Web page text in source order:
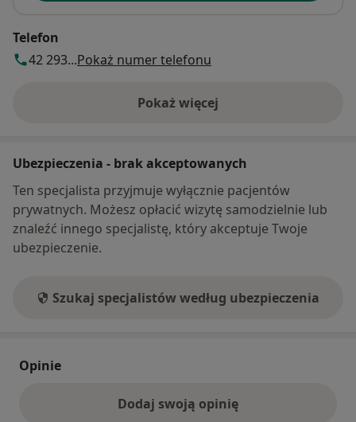
Telefon
42 293...Pokaż numer telefonu
Pokaż więcej
o adresie
Ubezpieczenia - brak akceptowanych
Ten specjalista przyjmuje wyłącznie pacjentów
prywatnych. Możesz opłacić wizytę samodzielnie lub
znaleźć innego specjalistę, który akceptuje Twoje
ubezpieczenie.
Szukaj specjalistów według ubezpieczenia
Opinie
Dodaj swoją opinię